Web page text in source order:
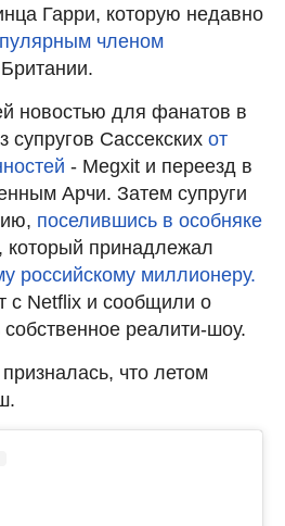
Гарри, которую недавно
членом
новостью для фанатов в
супругов Сассекских от
- Megxit и переезд в
Арчи. Затем супруги
поселившись в особняке
, который принадлежал
российскому миллионеру.
с Netflix и сообщили о
реалити-шоу.
что летом